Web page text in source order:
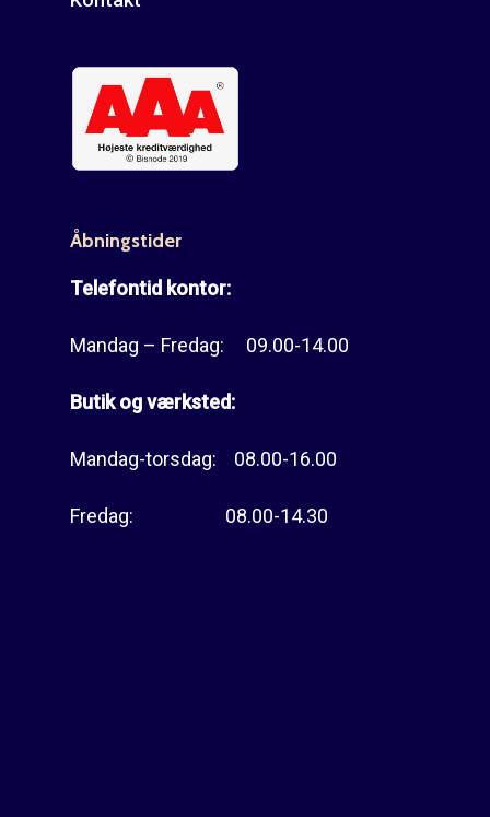
Åbningstider
Telefontid kontor:
Mandag – Fredag: 09.00-14.00
Butik og værksted:
Mandag-torsdag: 08.00-16.00
Fredag: 08.00-14.30